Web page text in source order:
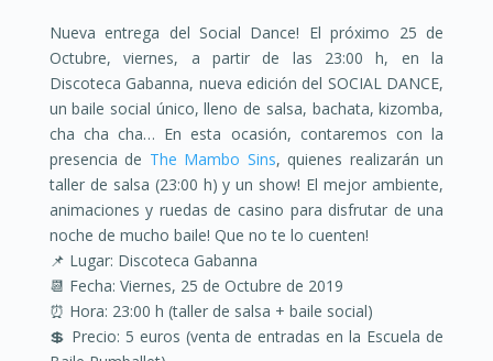
Nueva entrega del Social Dance! El próximo 25 de
Octubre, viernes, a partir de las 23:00 h, en la
Discoteca Gabanna, nueva edición del SOCIAL DANCE,
un baile social único, lleno de salsa, bachata, kizomba,
cha cha cha… En esta ocasión, contaremos con la
presencia de The Mambo Sins, quienes realizarán un
taller de salsa (23:00 h) y un show! El mejor ambiente,
animaciones y ruedas de casino para disfrutar de una
noche de mucho baile! Que no te lo cuenten!
📌 Lugar: Discoteca Gabanna
📆 Fecha: Viernes, 25 de Octubre de 2019
⏰ Hora: 23:00 h (taller de salsa + baile social)
💲 Precio: 5 euros (venta de entradas en la Escuela de